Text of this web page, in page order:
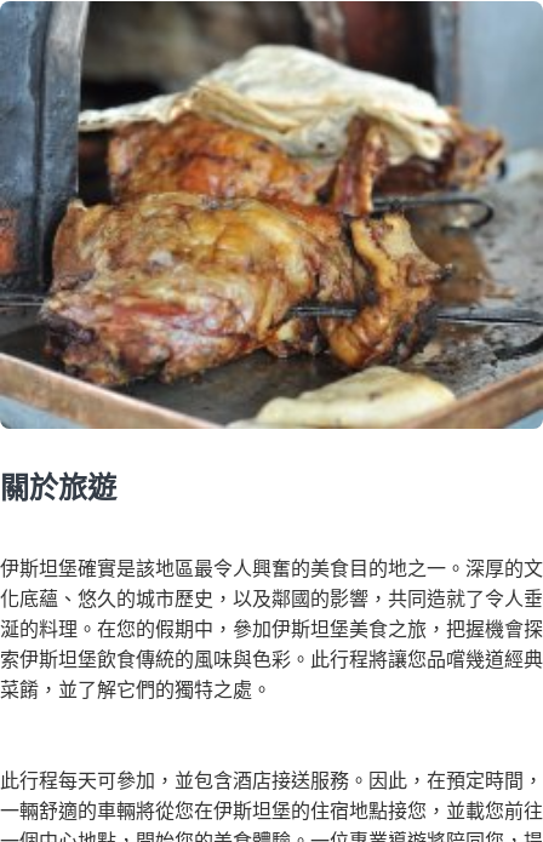
關於旅遊
伊斯坦堡確實是該地區最令人興奮的美食目的地之一。深厚的文
化底蘊、悠久的城市歷史，以及鄰國的影響，共同造就了令人垂
涎的料理。在您的假期中，參加伊斯坦堡美食之旅，把握機會探
索伊斯坦堡飲食傳統的風味與色彩。此行程將讓您品嚐幾道經典
菜餚，並了解它們的獨特之處。
此行程每天可參加，並包含酒店接送服務。因此，在預定時間，
一輛舒適的車輛將從您在伊斯坦堡的住宿地點接您，並載您前往